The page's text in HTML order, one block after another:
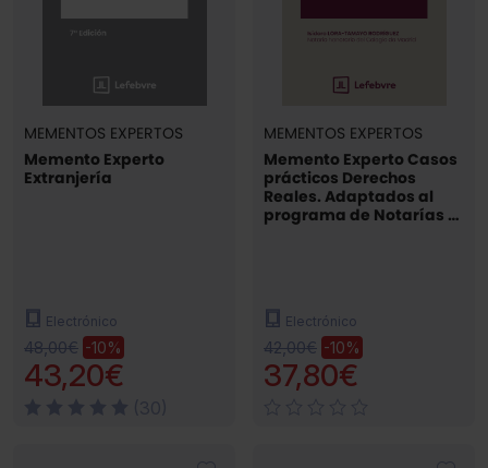
MEMENTOS EXPERTOS
Memento Experto
Extranjería
Electrónico
48,00€ -10%
43,20€
MEMENTOS EXPERTOS
Memento Experto Casos
prácticos Derechos
Reales. Adaptados al
programa de Notarías y
Electrónico
42,00€ -10%
37,80€